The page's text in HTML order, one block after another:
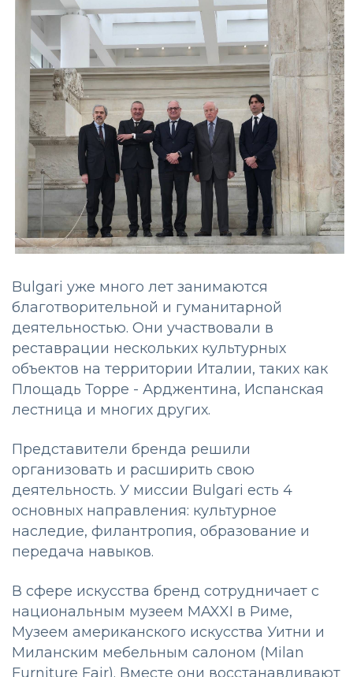
Bulgari уже много лет занимаются
благотворительной и гуманитарной
деятельностью. Они участвовали в
реставрации нескольких культурных
объектов на территории Италии, таких как
Площадь Торре - Арджентина, Испанская
лестница и многих других.
Представители бренда решили
организовать и расширить свою
деятельность. У миссии Bulgari есть 4
основных направления: культурное
наследие, филантропия, образование и
передача навыков.
В сфере искусства бренд сотрудничает с
национальным музеем MAXXI в Риме,
Музеем американского искусства Уитни и
Миланским мебельным салоном (Milan
Furniture Fair). Вместе они восстанавливают